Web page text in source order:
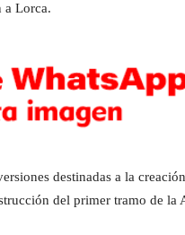
a Lorca.
destinadas a la
del primer tramo de la